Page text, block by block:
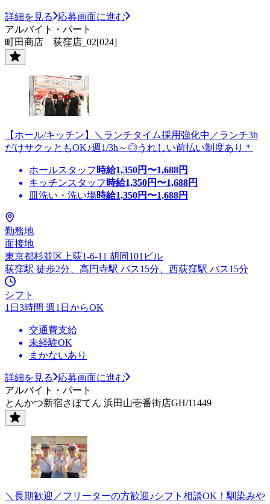
詳細を見る
応募画面に進む
アルバイト・パート
町田商店 荻窪店_02[024]
【ホール/キッチン】＼ランチタイム採用強化中／ランチ3h
だけサクッともOK♪週1/3h～◎うれしい前払い制度あり＊
ホールスタッフ 時給1,350円〜1,688円
キッチンスタッフ 時給1,350円〜1,688円
皿洗い・洗い場時給1,350円〜1,688円
勤務地
面接地
東京都杉並区上荻1-6-11 胡同101ビル
荻窪駅 徒歩2分、高円寺駅 バス15分、西荻窪駅 バス15分
シフト
1日3時間 週1日からOK
交通費支給
未経験OK
まかないあり
詳細を見る
応募画面に進む
アルバイト・パート
とんかつ新宿さぼてん 浜田山壱番街店GH/11449
＼長期歓迎／フリーターの方歓迎♪シフト相談OK！馴染みや